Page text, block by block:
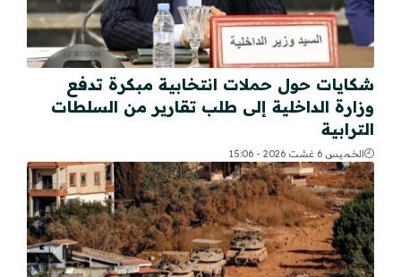
شكايات حول حملات انتخابية مبكرة تدفع
وزارة الداخلية إلى طلب تقارير من السلطات
الترابية
الخميس 6 غشت 2026 - 15:06